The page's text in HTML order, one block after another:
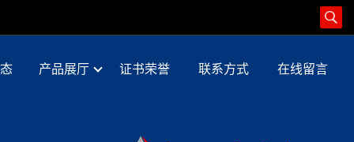
产品展厅 证书荣誉 联系方式 在线留言